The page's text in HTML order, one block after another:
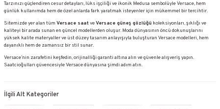
Tarzınızı güçlendiren cesur detayları, lüks işçiliği ve ikonik Medusa sembolüyle Versace, hem
günlük kullanımda hem de özel anlarda fark yaratmak isteyenler için mükemmel bir tercihtir.
Sitemizde yer alan tüm Versace saat veVersace güneş gözlüğü koleksiyonları, şıklığı ve
kaliteyi bir arada sunan en güncel modellerden oluşur. Moda dünyasının öncü dokunuşlarını
yüksek kalite materyaller ve üst düzey tasarım anlayışıyla buluşturan Versace modelleri, hem
dayanıklı hem de zamansız bir stil sunar.
Versace’nin zarafetini keşfedin, orijinalliği garanti altına alın ve güvenle alışveriş yapın.
Saatcioğulları güvencesiyle Versace dünyasına şimdi adım atın.
İlgili Alt Kategoriler